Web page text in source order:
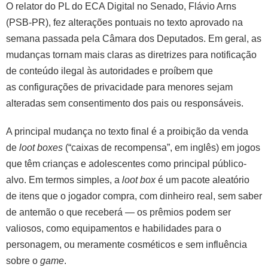
O relator do PL do ECA Digital no Senado, Flávio Arns
(PSB-PR), fez alterações pontuais no texto aprovado na
semana passada pela Câmara dos Deputados. Em geral, as
mudanças tornam mais claras as diretrizes para notificação
de conteúdo ilegal às autoridades e proíbem que
as configurações de privacidade para menores sejam
alteradas sem consentimento dos pais ou responsáveis.
A principal mudança no texto final é a proibição da venda
de loot boxes (“caixas de recompensa”, em inglês) em jogos
que têm crianças e adolescentes como principal público-
alvo. Em termos simples, a loot boxé um pacote aleatório
de itens que o jogador compra, com dinheiro real, sem saber
de antemão o que receberá — os prêmios podem ser
valiosos, como equipamentos e habilidades para o
personagem, ou meramente cosméticos e sem influência
sobre o game.